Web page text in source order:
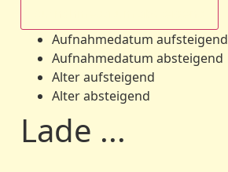
Aufnahmedatum aufsteigend
Aufnahmedatum absteigend
Alter aufsteigend
Alter absteigend
Lade ...